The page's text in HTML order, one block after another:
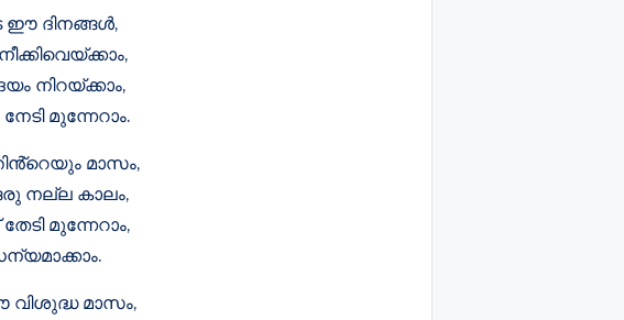
ഈ ദിനങ്ങൾ,
നിറയ്ക്കാം,
മുന്നേറാം.
മാസം,
നല്ല കാലം,
മുന്നേറാം,
മാസം,